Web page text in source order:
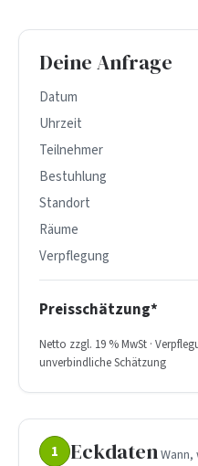
1 Eckdaten
Deine Anfrage
Datum
Uhrzeit
Teilnehmer
Bestuhlung
Standort
Räume
Verpflegung
Preisschätzung*
Netto zzgl. 19 % MwSt ·
unverbindliche Schätzung